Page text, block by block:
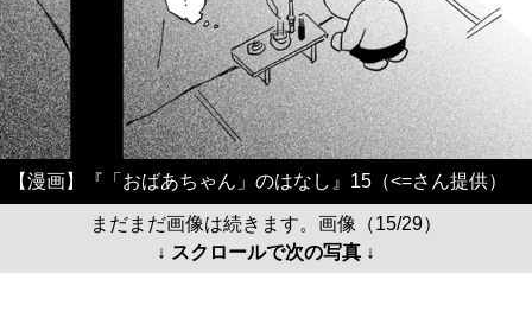
【漫画】『「おばあちゃん」のはなし』15（<=さん提供）
まだまだ画像は続きます。画像（15/29）
↓ スクロールで次の写真 ↓